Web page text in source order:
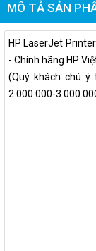
MÔ TẢ SẢN
HP LaserJet
- Chính hãng HP
(Quý khách chú
2.000.000-